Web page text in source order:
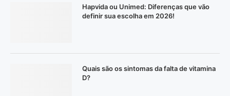
Hapvida ou Unimed: Diferenças que vão
definir sua escolha em 2026!
Quais são os sintomas da falta de vitamina
D?